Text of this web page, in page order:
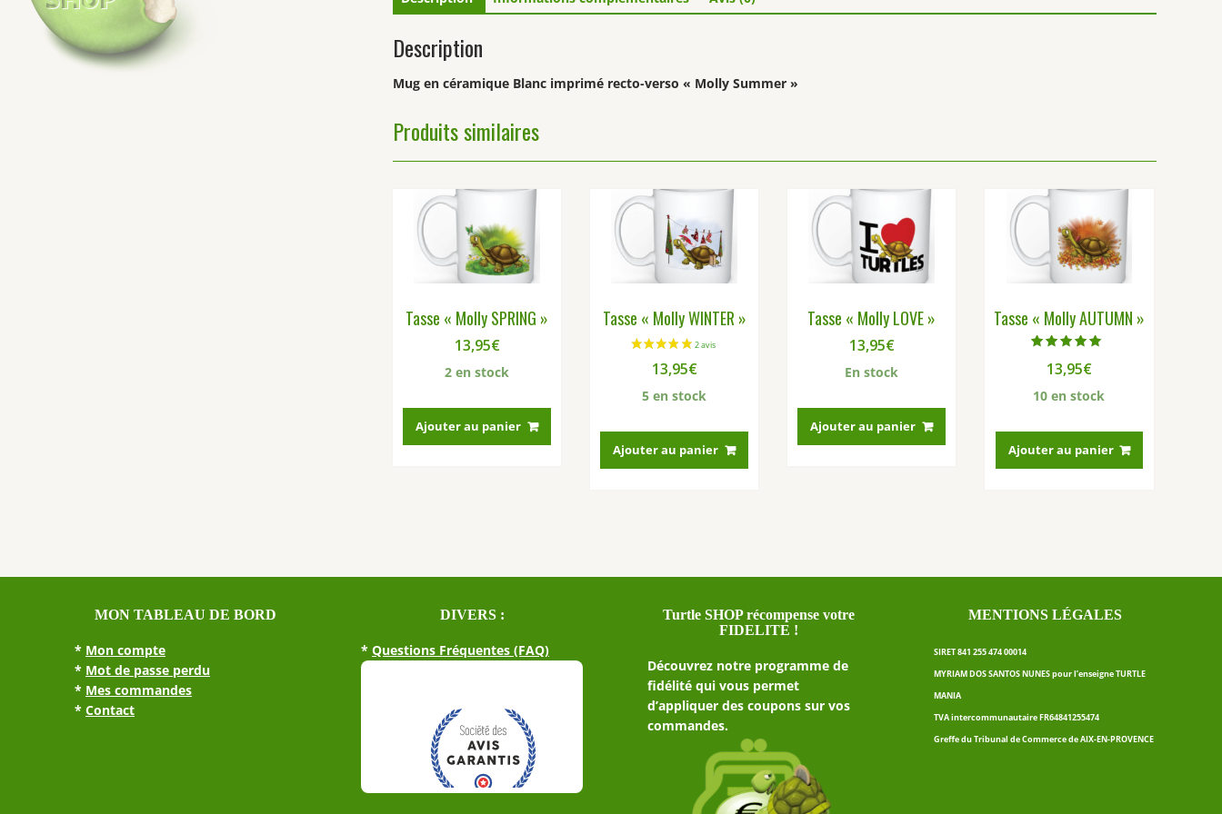
Description
Mug en céramique Blanc imprimé recto-verso « Molly Summer »
Produits similaires
Tasse « Molly SPRING »
13,95€
2 en stock
Ajouter au panier
Tasse « Molly WINTER »
13,95€
5 en stock
Ajouter au panier
Tasse « Molly LOVE »
13,95€
En stock
Ajouter au panier
Tasse « Molly AUTUMN »
5.00
sur 5
13,95€
10 en stock
Ajouter au panier
MON TABLEAU DE BORD
* Mon compte
* Mot de passe perdu
* Mes commandes
* Contact
DIVERS :
* Questions Fréquentes (FAQ)
Turtle SHOP récompense votre
FIDELITE !
Découvrez notre programme de
fidélité qui vous permet
d’appliquer des coupons sur vos
commandes.
MENTIONS LÉGALES
SIRET 841 255 474 00014
MYRIAM DOS SANTOS NUNES pour l’enseigne TURTLE
MANIA
TVA intercommunautaire FR64841255474
Greffe du Tribunal de Commerce de AIX-EN-PROVENCE